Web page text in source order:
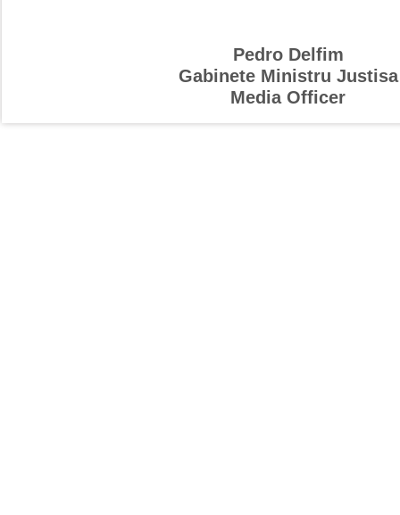
Pedro Delfim
Gabinete Ministru Justisa
Media Officer